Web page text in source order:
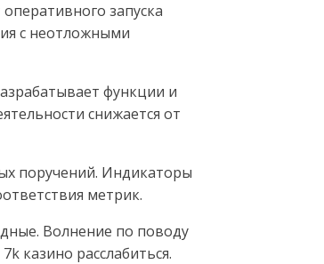
запуска
с неотложными
функции и
снижается от
поручений. Индикаторы
метрик.
Волнение по поводу
казино расслабиться.